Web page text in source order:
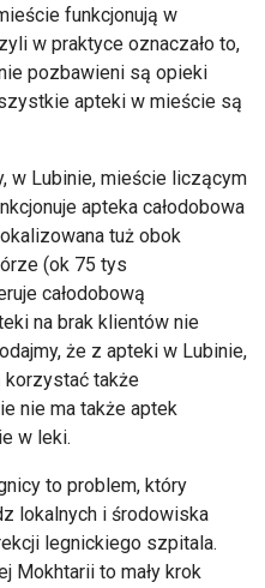
funkcjonują w
w praktyce oznaczało to,
pozbawieni są opieki
apteki w mieście są
w Lubinie, mieście liczącym
apteka całodobowa
tuż obok
(ok 75 tys
całodobową
na brak klientów nie
że z apteki w Lubinie,
korzystać także
nie ma także aptek
w leki.
to problem, który
lokalnych i środowiska
legnickiego szpitala.
Mokhtarii to mały krok